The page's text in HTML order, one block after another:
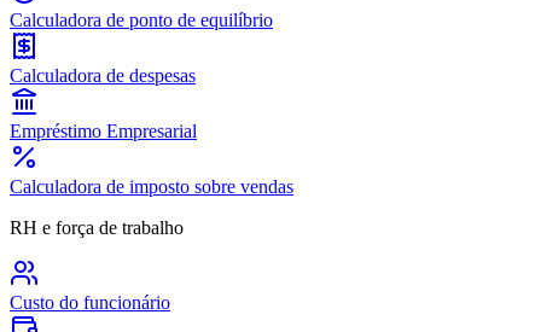
Calculadora de ponto de equilíbrio
Calculadora de despesas
Empréstimo Empresarial
Calculadora de imposto sobre vendas
RH e força de trabalho
Custo do funcionário